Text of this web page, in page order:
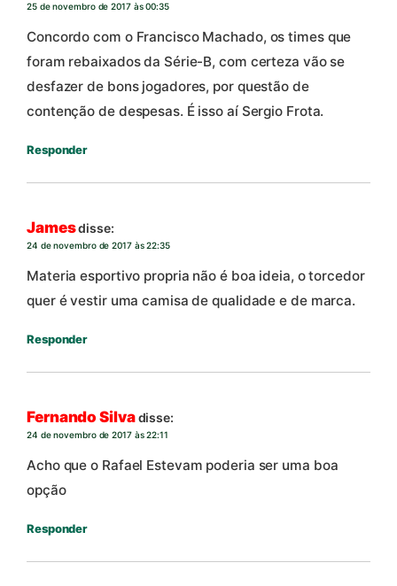
25 de novembro de 2017 às 00:35
Concordo com o Francisco Machado, os times que
foram rebaixados da Série-B, com certeza vão se
desfazer de bons jogadores, por questão de
contenção de despesas. É isso aí Sergio Frota.
Responder
Jamesdisse:
24 de novembro de 2017 às 22:35
Materia esportivo propria não é boa ideia, o torcedor
quer é vestir uma camisa de qualidade e de marca.
Responder
Fernando Silvadisse:
24 de novembro de 2017 às 22:11
Acho que o Rafael Estevam poderia ser uma boa
opção
Responder